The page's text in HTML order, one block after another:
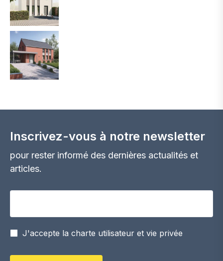
Inscrivez-vous à notre newsletter
pour rester informé des dernières actualités et
articles.
J'accepte la charte utilisateur et vie privée